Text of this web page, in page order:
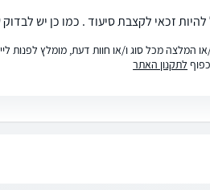
להיות זכאי לקצבת סיעוד . כמו כן יש
או המלצה מכל סוג ו/או חוות דעת, מומלץ
לתקנון האתר